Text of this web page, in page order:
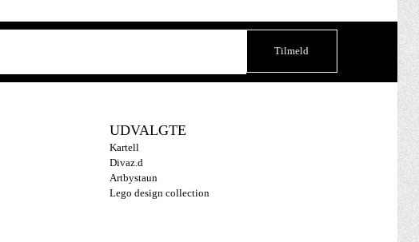
UDVALGTE
Kartell
Divaz.d
Artbystaun
Lego design collection